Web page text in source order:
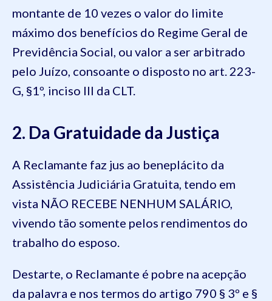
montante de 10 vezes o valor do limite
máximo dos benefícios do Regime Geral de
Previdência Social, ou valor a ser arbitrado
pelo Juízo, consoante o disposto no art. 223-
G, §1º, inciso III da CLT.
2. Da Gratuidade da Justiça
A Reclamante faz jus ao beneplácito da
Assistência Judiciária Gratuita, tendo em
vista NÃO RECEBE NENHUM SALÁRIO,
vivendo tão somente pelos rendimentos do
trabalho do esposo.
Destarte, o Reclamante é pobre na acepção
da palavra e nos termos do artigo 790 § 3º e §